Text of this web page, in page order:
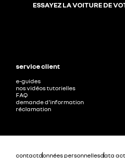
ESSAYEZ LA VOITURE DE
service client
e-guides
nos vidéos tutorielles
FAQ
demande d'information
réclamation
contactdonnées personnellesdata act